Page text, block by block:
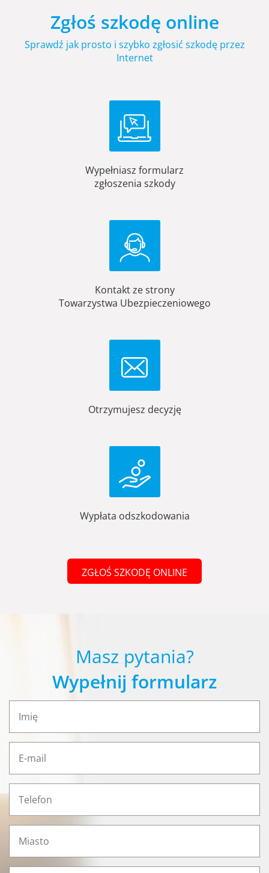
Zgłoś szkodę online
Sprawdź jak prosto i szybko zgłosić szkodę przez
Internet
Wypełniasz formularz
zgłoszenia szkody
Kontakt ze strony
Towarzystwa Ubezpieczeniowego
Otrzymujesz decyzję
Wypłata odszkodowania
ZGŁOŚ SZKODĘ ONLINE
Masz pytania?
Wypełnij formularz